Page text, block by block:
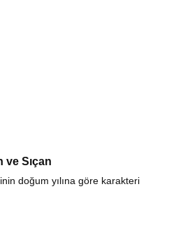
ve Sıçan
doğum yılına göre karakteri